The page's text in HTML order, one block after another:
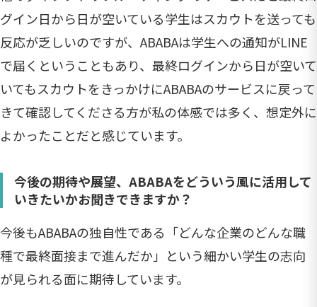
グイン日から日が空いている学生はスカウトを送っても
反応が乏しいのですが、ABABAは学生への通知がLINE
で届くということもあり、最終ログインから日が空いて
いてもスカウトをきっかけにABABAのサービスに戻って
きて確認してくださる方が私の体感では多く、想定外に
よかったことだと感じています。
今後の期待や展望、ABABAをどういう風に活用して
いきたいかお聞きできますか？
今後もABABAの独自性である「どんな企業のどんな職
種で最終面接まで進んだか」という細かい学生の志向
が見られる面に期待しています。